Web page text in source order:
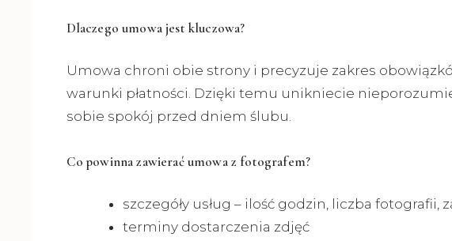
Dlaczego umowa jest kluczowa?
Umowa chroni obie strony i precyzuje zakres
warunki płatności. Dzięki temu unikniecie
sobie spokój przed dniem ślubu.
Co powinna zawierać umowa z fotografem?
szczegóły usług – ilość godzin, liczba fotografii,
terminy dostarczenia zdjęć